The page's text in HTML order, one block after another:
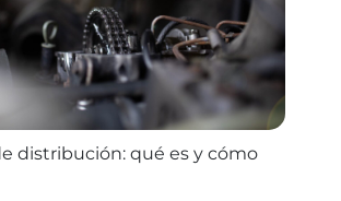
distribución: qué es y cómo